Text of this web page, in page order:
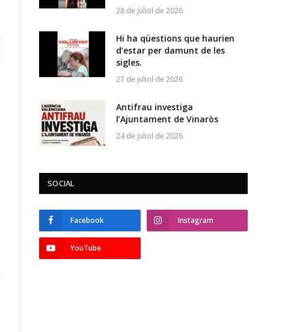
28 de juliol de 2026
Hi ha qüestions que haurien
d’estar per damunt de les
sigles.
27 de juliol de 2026
Antifrau investiga
l’Ajuntament de Vinaròs
24 de juliol de 2026
SOCIAL
Facebook Instagram
YouTube